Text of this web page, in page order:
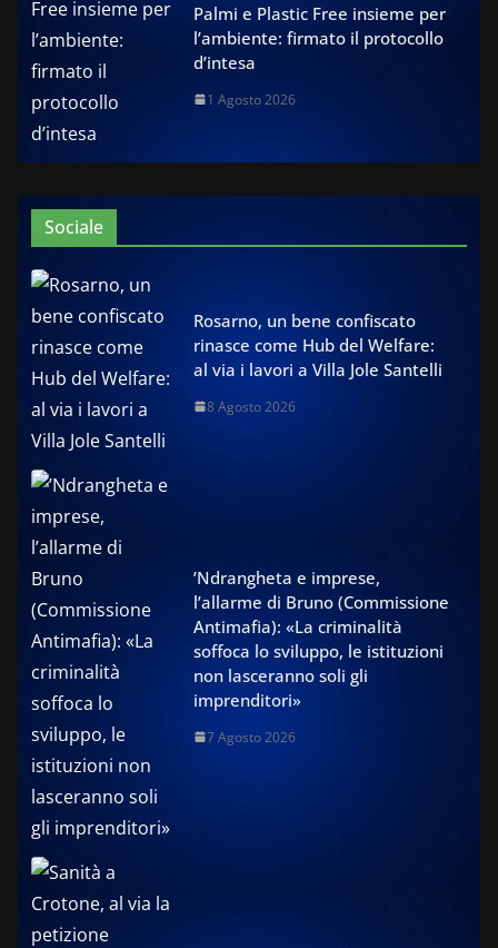
Palmi e Plastic Free insieme per
l’ambiente: firmato il protocollo
d’intesa
1 Agosto 2026
Sociale
Rosarno, un bene confiscato
rinasce come Hub del Welfare:
al via i lavori a Villa Jole Santelli
8 Agosto 2026
’Ndrangheta e imprese,
l’allarme di Bruno (Commissione
Antimafia): «La criminalità
soffoca lo sviluppo, le istituzioni
non lasceranno soli gli
imprenditori»
7 Agosto 2026